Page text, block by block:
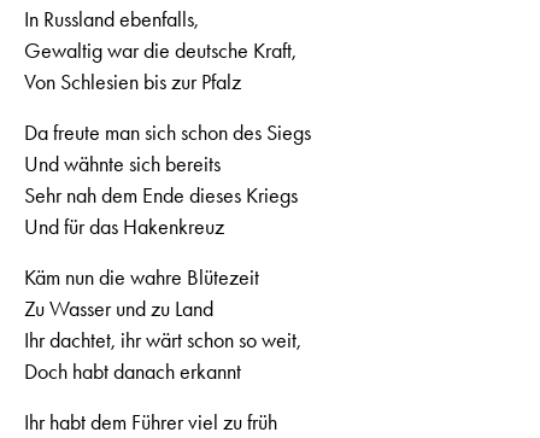
In Russland ebenfalls,
Gewaltig war die deutsche Kraft,
Von Schlesien bis zur Pfalz
Da freute man sich schon des Siegs
Und wähnte sich bereits
Sehr nah dem Ende dieses Kriegs
Und für das Hakenkreuz
Käm nun die wahre Blütezeit
Zu Wasser und zu Land
Ihr dachtet, ihr wärt schon so weit,
Doch habt danach erkannt
Ihr habt dem Führer viel zu früh